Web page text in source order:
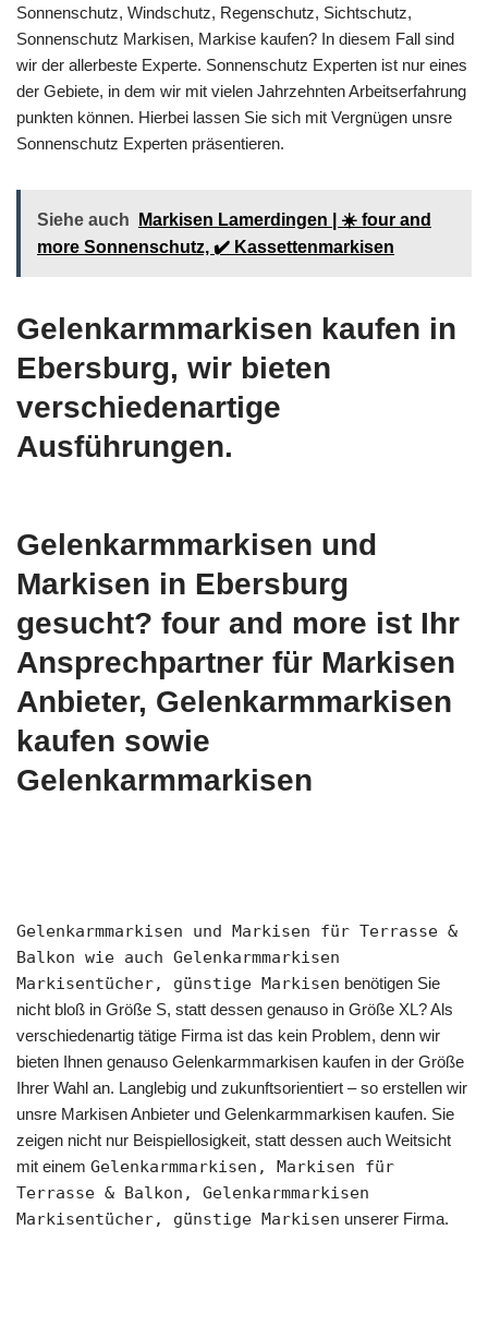
Sonnenschutz, Windschutz, Regenschutz, Sichtschutz,
Sonnenschutz Markisen, Markise kaufen? In diesem Fall sind
wir der allerbeste Experte. Sonnenschutz Experten ist nur eines
der Gebiete, in dem wir mit vielen Jahrzehnten Arbeitserfahrung
punkten können. Hierbei lassen Sie sich mit Vergnügen unsre
Sonnenschutz Experten präsentieren.
Siehe auch
Markisen Lamerdingen | ☀️ four and
more Sonnenschutz, ✔️ Kassettenmarkisen
Gelenkarmmarkisen kaufen in
Ebersburg, wir bieten
verschiedenartige
Ausführungen.
Gelenkarmmarkisen und
Markisen in Ebersburg
gesucht? four and more ist Ihr
Ansprechpartner für Markisen
Anbieter, Gelenkarmmarkisen
kaufen sowie
Gelenkarmmarkisen
Gelenkarmmarkisen und Markisen für Terrasse &
Balkon wie auch Gelenkarmmarkisen
Markisentücher, günstige Markisen benötigen Sie
nicht bloß in Größe S, statt dessen genauso in Größe XL? Als
verschiedenartig tätige Firma ist das kein Problem, denn wir
bieten Ihnen genauso Gelenkarmmarkisen kaufen in der Größe
Ihrer Wahl an. Langlebig und zukunftsorientiert – so erstellen wir
unsre Markisen Anbieter und Gelenkarmmarkisen kaufen. Sie
zeigen nicht nur Beispiellosigkeit, statt dessen auch Weitsicht
mit einem Gelenkarmmarkisen, Markisen für
Terrasse & Balkon, Gelenkarmmarkisen
Markisentücher, günstige Markisen unserer Firma.